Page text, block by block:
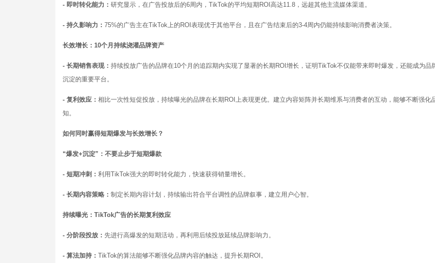
- 即时转化能力： 研究显示，在广告投放后的6周内，TikTok的平均短期ROI高达11.8，远超其他主流媒体渠道。
- 持久影响力： 75%的广告主在TikTok上的ROI表现优于其他平台，且在广告结束后的3-4周内仍能持续影响消费者决策。
长效增长：10个月持续浇灌品牌资产
- 长期销售表现： 持续投放广告的品牌在10个月的追踪期内实现了显著的长期ROI增长，证明TikTok不仅能带来即时爆发，还能成为品
沉淀的重要平台。
- 复利效应： 相比一次性短促投放，持续曝光的品牌在长期ROI上表现更优。建立内容矩阵并长期维系与消费者的互动，能够不断强化
知。
如何同时赢得短期爆发与长效增长？
“爆发+沉淀”：不要止步于短期爆款
- 短期冲刺： 利用TikTok强大的即时转化能力，快速获得销量增长。
- 长期内容策略： 制定长期内容计划，持续输出符合平台调性的品牌叙事，建立用户心智。
持续曝光：TikTok广告的长期复利效应
- 分阶段投放： 先进行高爆发的短期活动，再利用后续投放延续品牌影响力。
- 算法加持： TikTok的算法能够不断强化品牌内容的触达，提升长期ROI。